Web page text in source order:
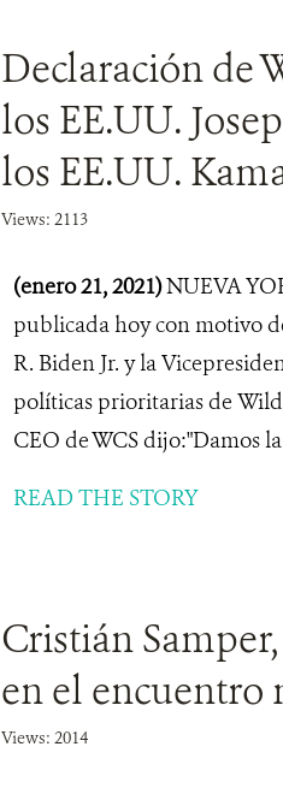
Declaración de
los EE.UU.
los EE.UU.
Views: 2113
(enero 21, 2021)NUEVA
publicada hoy con motivo
R. Biden Jr. y la
políticas prioritarias de
CEO de WCS dijo:"Damos
READ THE STORY
Cristián
en el
Views: 2014